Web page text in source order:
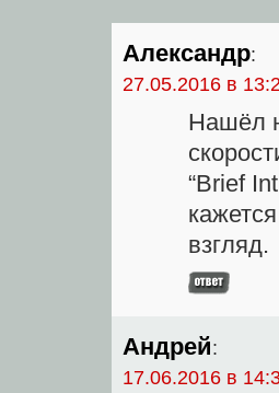
Александр:
27.05.2016 в
Нашёл
“Brief
взгляд.
Андрей:
17.06.2016 в